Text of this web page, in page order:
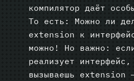
компилятор даёт
То есть: Можно ли
extension к
можно! Но важно:
реализует
вызываешь extension